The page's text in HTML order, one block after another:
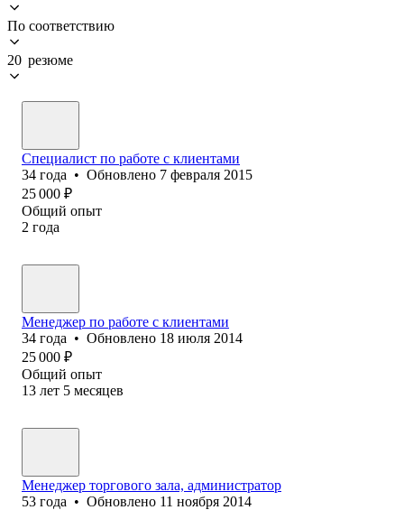
По соответствию
20 резюме
Специалист по работе с клиентами
34 года • Обновлено 7 февраля 2015
25 000 ₽
Общий опыт
2 года
Менеджер по работе с клиентами
34 года • Обновлено 18 июля 2014
25 000 ₽
Общий опыт
13 лет 5 месяцев
Менеджер торгового зала, администратор
53 года • Обновлено 11 ноября 2014